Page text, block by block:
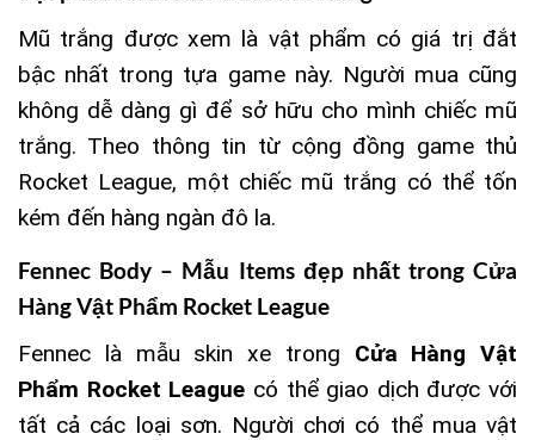
Mũ trắng được xem là vật phẩm có giá trị đắt
bậc nhất trong tựa game này. Người mua cũng
không dễ dàng gì để sở hữu cho mình chiếc mũ
trắng. Theo thông tin từ cộng đồng game thủ
Rocket League, một chiếc mũ trắng có thể tốn
kém đến hàng ngàn đô la.
Fennec Body – Mẫu Items đẹp nhất trong Cửa
Hàng Vật Phẩm Rocket League
Fennec là mẫu skin xe trong Cửa Hàng Vật
Phẩm Rocket League có thể giao dịch được với
tất cả các loại sơn. Người chơi có thể mua vật